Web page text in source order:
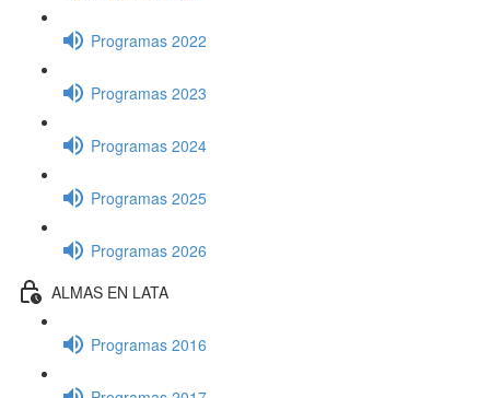
Programas 2022
Programas 2023
Programas 2024
Programas 2025
Programas 2026
ALMAS EN LATA
Programas 2016